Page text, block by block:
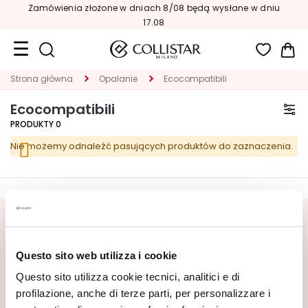
Questo sito web utilizza i cookie
Questo sito utilizza cookie tecnici, analitici e di
profilazione, anche di terze parti, per personalizzare i
Zamówienia złożone w dniach 8/08 będą wysłane w dniu
17.08
Format
Nowości
TWARZ
T
E
O
R
Strona główna Opalanie Ecocompatibili
Ecocompatibili
PRODUKTY0
Nie możemy odnaleźć pasujących produktów do zaznaczenia.
ZAPISZ SIĘ DO NEWSLETTERA
Czekają na Ciebie nowości, oferty specjalne i wyjątkowe
treści! Otrzymaj także ofertę powitalną: 20% zniżki na
pierwsze zamówienie.